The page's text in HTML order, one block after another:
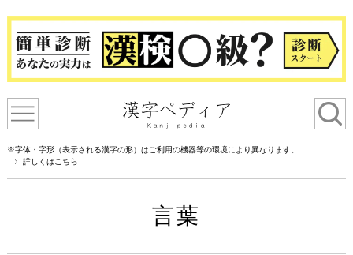
※字体・字形（表示される漢字の形）はご利用の機器等の環境により異なります。
詳しくはこちら
言葉